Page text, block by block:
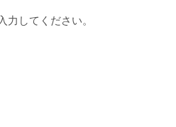
力してください。